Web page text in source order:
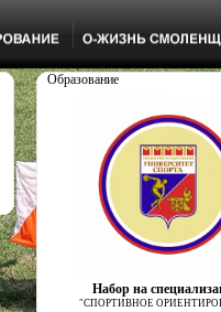
Образование
Набор на
"СПОРТИВНОЕ